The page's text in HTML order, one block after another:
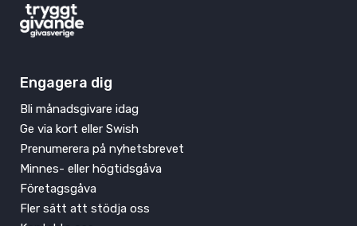
Engagera dig
Bli månadsgivare idag
Ge via kort eller Swish
Prenumerera på nyhetsbrevet
Minnes- eller högtidsgåva
Företagsgåva
Fler sätt att stödja oss